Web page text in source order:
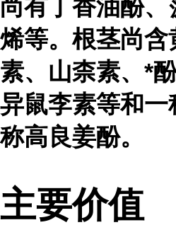
尚有丁香油酚
烯等。根茎尚
素、山柰素、*
异鼠李素等和一
称高良姜酚。
主要价值